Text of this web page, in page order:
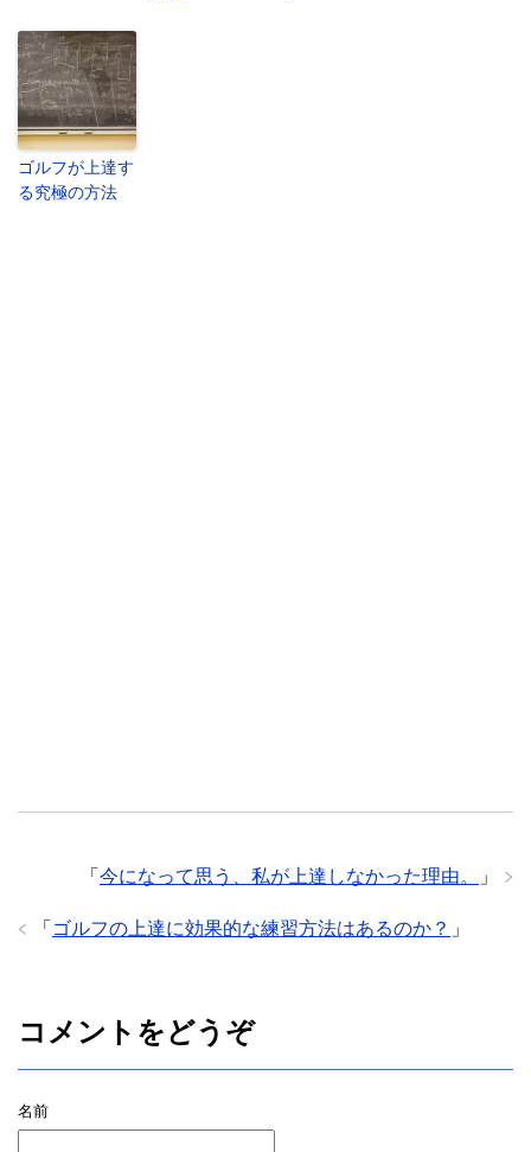
ゴルフが上達す
る究極の方法
「 今になって思う、私が上達しなかった理由。 」
「 ゴルフの上達に効果的な練習方法はあるのか？ 」
コメントをどうぞ
名前